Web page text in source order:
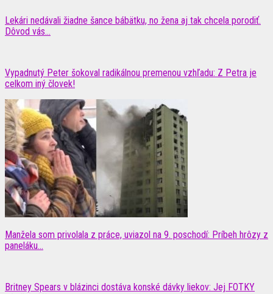
Lekári nedávali žiadne šance bábätku, no žena aj tak chcela porodiť.
Dôvod vás...
Vypadnutý Peter šokoval radikálnou premenou vzhľadu: Z Petra je
celkom iný človek!
Manžela som privolala z práce, uviazol na 9. poschodí: Príbeh hrôzy z
paneláku...
Britney Spears v blázinci dostáva konské dávky liekov: Jej FOTKY